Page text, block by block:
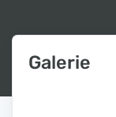
Galerie